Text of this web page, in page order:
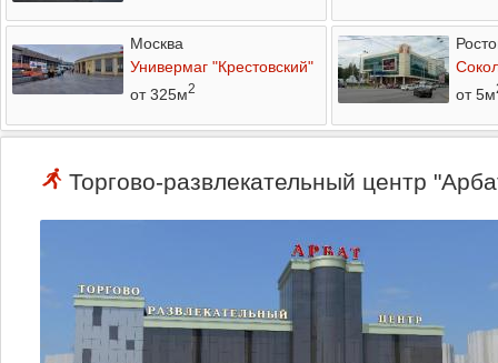
Москва
Универмаг "Крестовский"
от 325м2
от 5м
Торгово-развлекательный центр